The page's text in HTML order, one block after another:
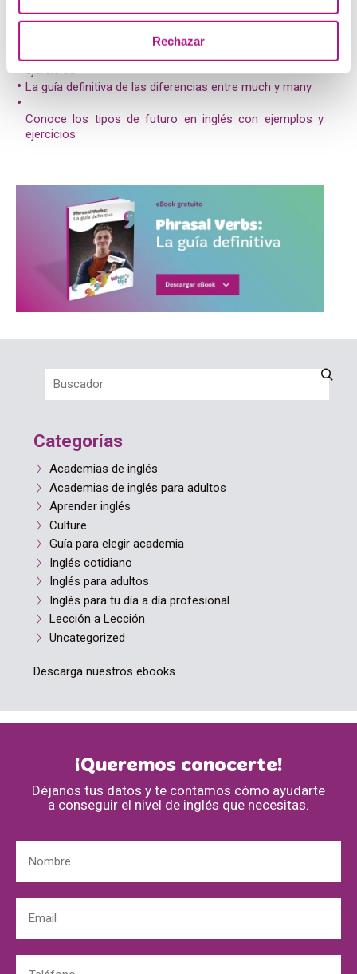
Rechazar
Posts relacionados:
ejercicios
La guía definitiva de las diferencias entre much y many
Conoce los tipos de futuro en inglés con ejemplos y
ejercicios
Categorías
Academias de inglés
Academias de inglés para adultos
Aprender inglés
Culture
Guía para elegir academia
Inglés cotidiano
Inglés para adultos
Inglés para tu día a día profesional
Lección a Lección
Uncategorized
Descarga nuestros ebooks
¡Queremos conocerte!
Déjanos tus datos y te contamos cómo ayudarte
a conseguir el nivel de inglés que necesitas.